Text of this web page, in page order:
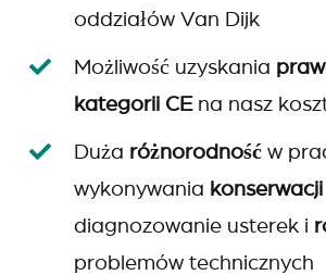
oddziałów Van Dijk
Możliwość uzyskania
kategorii CEna nasz
Duża różnorodnośćw
wykonywania
diagnozowanie usterek i
problemów technicznych